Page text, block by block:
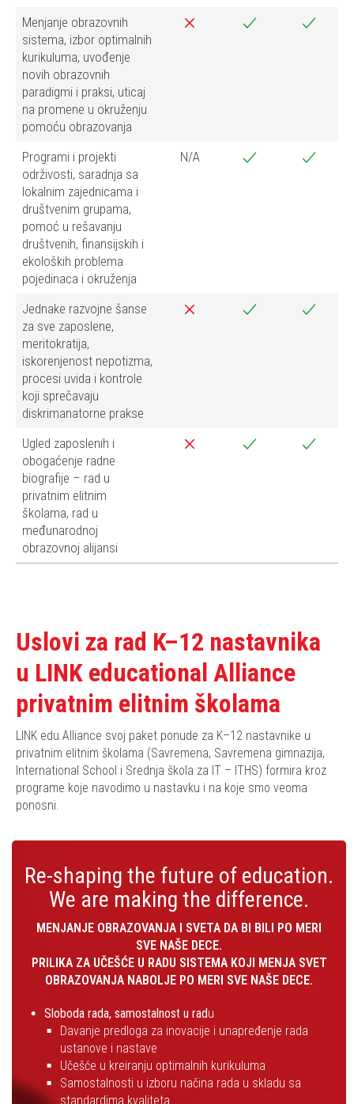
Menjanje obrazovnih
sistema, izbor optimalnih
kurikuluma, uvođenje
novih obrazovnih
paradigmi i praksi, uticaj
na promene u okruženju
pomoću obrazovanja
Programi i projekti
održivosti, saradnja sa
lokalnim zajednicama i
društvenim grupama,
pomoć u rešavanju
društvenih, finansijskih i
ekoloških problema
pojedinaca i okruženja
N/A
Jednake razvojne šanse
za sve zaposlene,
meritokratija,
iskorenjenost nepotizma,
procesi uvida i kontrole
koji sprečavaju
diskrimanatorne prakse
Ugled zaposlenih i
obogaćenje radne
biografije – rad u
privatnim elitnim
školama, rad u
međunarodnoj
obrazovnoj alijansi
Uslovi za rad K–12 nastavnika
u LINK educational Alliance
privatnim elitnim školama
LINK edu Alliance svoj paket ponude za K–12 nastavnike u
privatnim elitnim školama (Savremena, Savremena gimnazija,
International School i Srednja škola za IT – ITHS) formira kroz
programe koje navodimo u nastavku i na koje smo veoma
ponosni.
Re-shaping the future of education.
We are making the difference.
MENJANJE OBRAZOVANJA I SVETA DA BI BILI PO MERI
SVE NAŠE DECE.
PRILIKA ZA UČEŠĆE U RADU SISTEMA KOJI MENJA SVET
OBRAZOVANJA NABOLJE PO MERI SVE NAŠE DECE.
Sloboda rada, samostalnost u radu
Davanje predloga za inovacije i unapređenje rada
ustanove i nastave
Učešće u kreiranju optimalnih kurikuluma
Samostalnosti u izboru načina rada u skladu sa
standardima kvaliteta